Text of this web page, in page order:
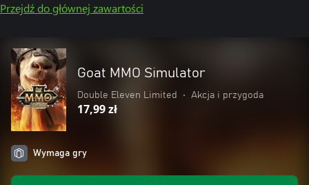
Przejdź do głównej zawartości
Goat MMO Simulator
Double Eleven Limited • Akcja i przygoda
17,99 zł
Wymaga gry